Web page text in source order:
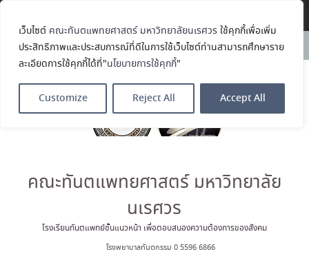
เว็บไซต์ คณะทันตแพทยศาสตร์ มหาวิทยาลัยนเรศวร ใช้คุกกี้เพื่อเพิ่ม
ประสิทธิภาพและประสบการณ์ที่ดีในการใช้เว็บไซต์ท่านสามารถศึกษาราย
ละเอียดการใช้คุกกี้ได้ที่"นโยบายการใช้คุกกี้"
Customize Reject All Accept All
News:
ขอแสดงความยินดีกับ รศ.ทพญ.รัช
วรรณ ตัณศลารักษ์ อาจารย์ประจำ
ภาควิชาทันตกรรมป้องกัน สาขาวิชา
ตำแหน่ง เลขาธิการสมาคม
ทันตแพทย์จัดฟันแห่ง
ประมวลภาพบรรยากาศกิจกรรม
2569 ณ คณะทันแพทยศาสตร์
คณะทันตแพทยศาสตร์ มหาวิทยาลัย
นเรศวร
โรงเรียนทันตแพทย์ชั้นแนวหน้า เพื่อตอบสนองความต้องการของสังคม
โรงพยาบาลทันตกรรม 0 5596 6866